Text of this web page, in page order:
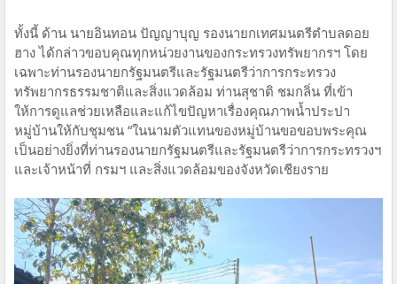
ทั้งนี้ ด้าน นายอินทอน ปัญญาบุญ รองนายกเทศมนตรีตำบลดอย
ฮาง ได้กล่าวขอบคุณทุกหน่วยงานของกระทรวงทรัพยากรฯ โดย
เฉพาะท่านรองนายกรัฐมนตรีและรัฐมนตรีว่าการกระทรวง
ทรัพยากรธรรมชาติและสิ่งแวดล้อม ท่านสุชาติ ชมกลิ่น ที่เข้า
ให้การดูแลช่วยเหลือและแก้ไขปัญหาเรื่องคุณภาพน้ำประปา
หมู่บ้านให้กับชุมชน “ในนามตัวแทนของหมู่บ้านขอขอบพระคุณ
เป็นอย่างยิ่งที่ท่านรองนายกรัฐมนตรีและรัฐมนตรีว่าการกระทรวงฯ
และเจ้าหน้าที่ กรมฯ และสิ่งแวดล้อมของจังหวัดเชียงราย